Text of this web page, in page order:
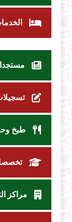
طبخ
مراكز